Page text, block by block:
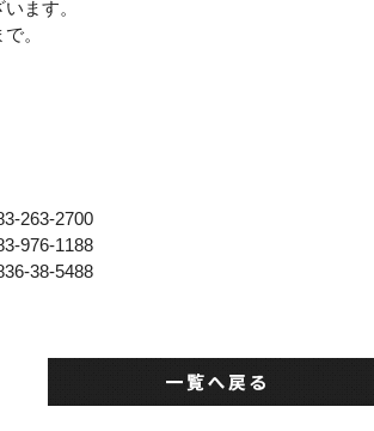
ます。
。
263-2700
976-1188
38-5488